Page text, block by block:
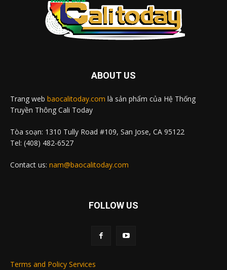
ABOUT US
Trang web baocalitoday.com là sản phẩm của Hệ Thống
Truyền Thông Cali Today
Tòa soạn: 1310 Tully Road #109, San Jose, CA 95122
Tel: (408) 482-6527
Contact us: nam@baocalitoday.com
FOLLOW US
Terms and Policy Services